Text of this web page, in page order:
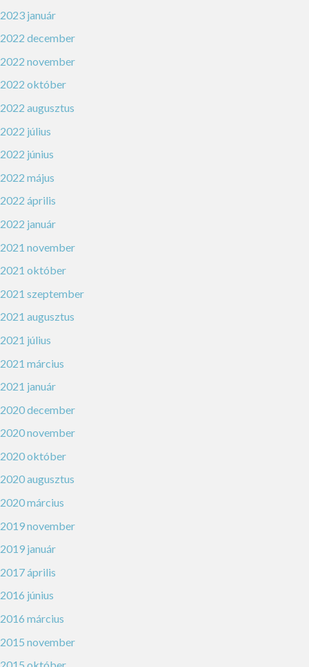
2023 január
2022 december
2022 november
2022 október
2022 augusztus
2022 július
2022 június
2022 május
2022 április
2022 január
2021 november
2021 október
2021 szeptember
2021 augusztus
2021 július
2021 március
2021 január
2020 december
2020 november
2020 október
2020 augusztus
2020 március
2019 november
2019 január
2017 április
2016 június
2016 március
2015 november